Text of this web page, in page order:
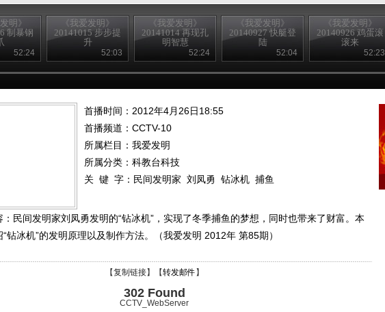
明》
制暴钢
52:24
《我爱发明》
20141015 步步提
升
52:03
《我爱发明》
20141014 再现孔
明智慧
52:24
《我爱发明》
20140927 快艇登
陆
52:04
《我爱发明》
20140926 鸡蛋滚
滚来
52:23
首播时间：2012年4月26日18:55
首播频道： CCTV-10
所属栏目： 我爱发明
所属分类：科教台科技
关 键 字： 民间发明家 刘凤勇 钻冰机 捕鱼
民间发明家刘凤勇发明的“钻冰机”，实现了冬季捕鱼的梦想，同时也带来了财富。本
钻冰机”的发明原理以及制作方法。（我爱发明 2012年 第85期）
【复制链接】【转发邮件 】
302 Found
CCTV_WebServer